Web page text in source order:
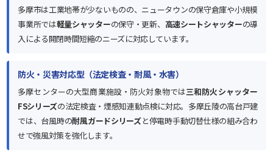
多摩市は工業地帯が少ないものの、ニュータウンの保守倉庫や小規模
事業所では軽量シャッターの保守・更新、 高速シートシャッターの導
入による開閉時間短縮のニーズに対応しています。
防火・災害対応型（法定検査・耐風・水害）
多摩センターの大型商業施設・防火対象物では三和防火シャッター
FSシリーズの法定検査・煙感知連動点検に対応。多摩丘陵の高台戸建
では、台風時の耐風ガードシリーズと停電時手動切替仕様の組み合わ
せで強風対策を強化します。